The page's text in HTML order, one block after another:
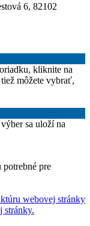
6, 82102
kliknite na
môžete vybrať,
sa uloží na
pre
webovej stránky
stránky.